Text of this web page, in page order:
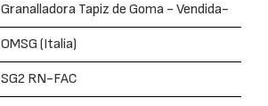
Granalladora Tapiz de Goma - Vendida-
OMSG (Italia)
SG2 RN-FAC